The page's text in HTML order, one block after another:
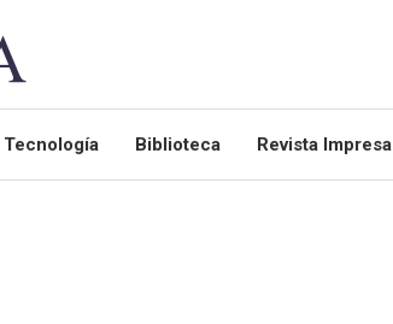
Biblioteca Revista Impresa